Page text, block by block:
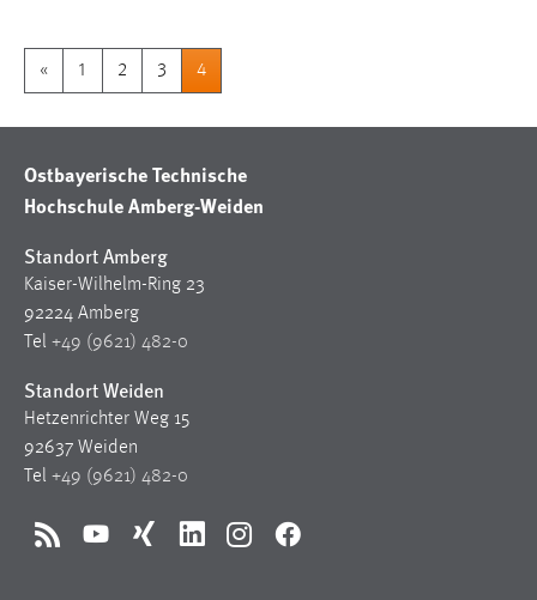
« 1 2 3 4
Ostbayerische Technische
Hochschule Amberg-Weiden
Standort Amberg
Kaiser-Wilhelm-Ring 23
92224 Amberg
Tel +49 (9621) 482-0
Standort Weiden
Hetzenrichter Weg 15
92637 Weiden
Tel +49 (9621) 482-0
RSS YouTubeXing LinkedInInstagramFacebook